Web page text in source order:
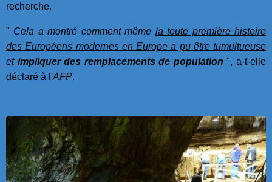
recherche.
" Cela a montré comment même la toute première histoire
des Européens modernes en Europe a pu être tumultueuse
et impliquer des remplacements de population ", a-t-elle
déclaré à l'AFP.